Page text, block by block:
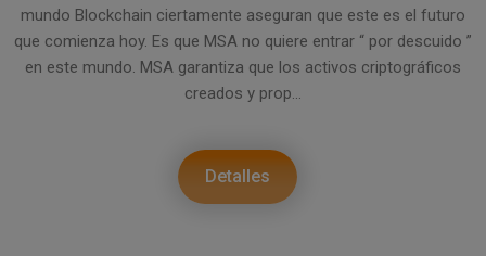
mundo Blockchain ciertamente aseguran que este es el futuro
que comienza hoy. Es que MSA no quiere entrar “ por descuido ”
en este mundo. MSA garantiza que los activos criptográficos
creados y prop...
Detalles